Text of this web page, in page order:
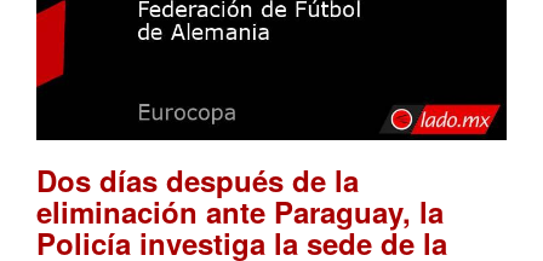
Dos días después de la
eliminación ante Paraguay, la
Policía investiga la sede de la